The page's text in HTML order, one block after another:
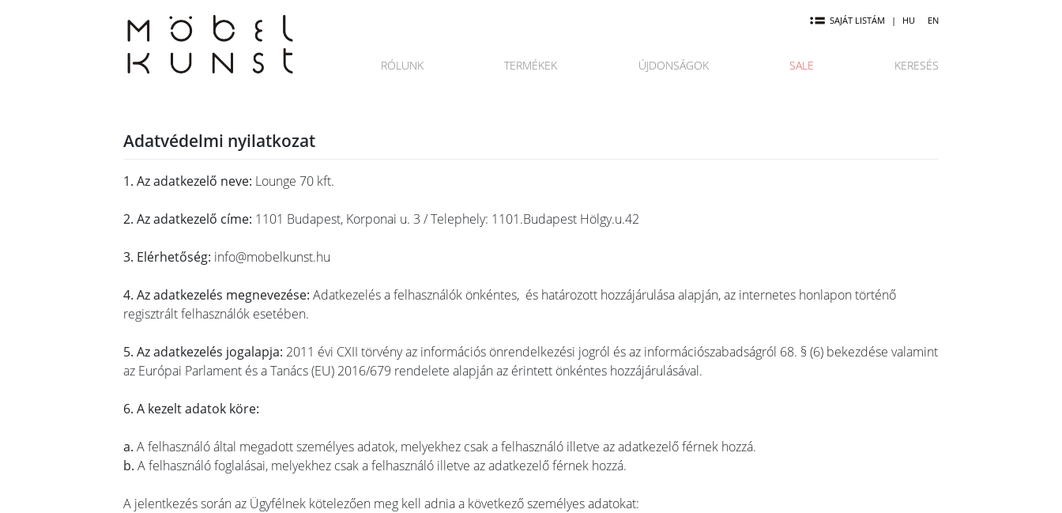
SAJÁT LISTÁM | HU EN
RÓLUNK TERMÉKEK ÚJDONSÁGOK SALE KERESÉS
Adatvédelmi nyilatkozat
1. Az adatkezelő neve: Lounge 70 kft.
2. Az adatkezelő címe: 1101 Budapest, Korponai u. 3 / Telephely: 1101.Budapest Hölgy.u.42
3. Elérhetőség: info@mobelkunst.hu
4. Az adatkezelés megnevezése: Adatkezelés a felhasználók önkéntes, és határozott hozzájárulása alapján, az internetes honlapon történő
regisztrált felhasználók esetében.
5. Az adatkezelés jogalapja: 2011 évi CXII törvény az információs önrendelkezési jogról és az információszabadságról 68. § (6) bekezdése valamint
az Európai Parlament és a Tanács (EU) 2016/679 rendelete alapján az érintett önkéntes hozzájárulásával.
6. A kezelt adatok köre:
a. A felhasználó által megadott személyes adatok, melyekhez csak a felhasználó illetve az adatkezelő férnek hozzá.
b. A felhasználó foglalásai, melyekhez csak a felhasználó illetve az adatkezelő férnek hozzá.
A jelentkezés során az Ügyfélnek kötelezően meg kell adnia a következő személyes adatokat: